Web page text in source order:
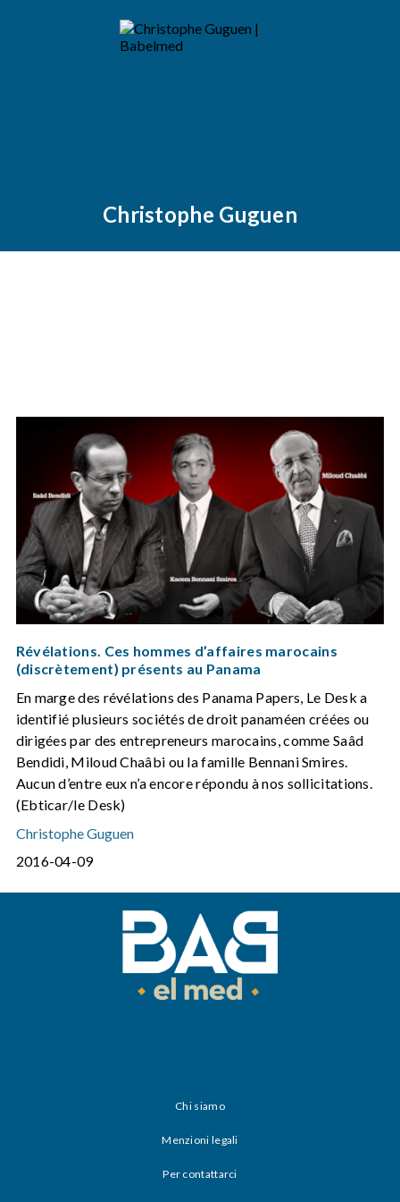
Christophe Guguen
Révélations. Ces hommes d’affaires marocains
(discrètement) présents au Panama
En marge des révélations des Panama Papers, Le Desk a
identifié plusieurs sociétés de droit panaméen créées ou
dirigées par des entrepreneurs marocains, comme Saâd
Bendidi, Miloud Chaâbi ou la famille Bennani Smires.
Aucun d’entre eux n’a encore répondu à nos sollicitations.
(Ebticar/le Desk)
Christophe Guguen
2016-04-09
Chi siamo
Menzioni legali
Per contattarci